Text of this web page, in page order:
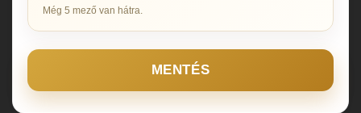
Még 5 mező van hátra.
MENTÉS